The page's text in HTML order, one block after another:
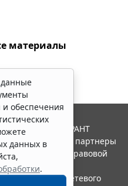
материалы
обеспечения
данных в
.
Система ГАРАНТ
"Гарант" и ее партнеры
ассоциации правовой
в качестве сетевого